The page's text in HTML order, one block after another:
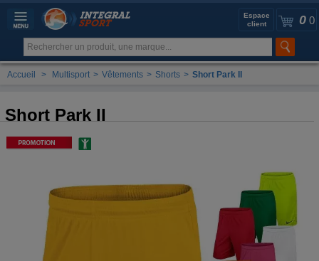
0 0
Espace
client
Accueil > Multisport > Vêtements > Shorts > Short Park II
Short Park II